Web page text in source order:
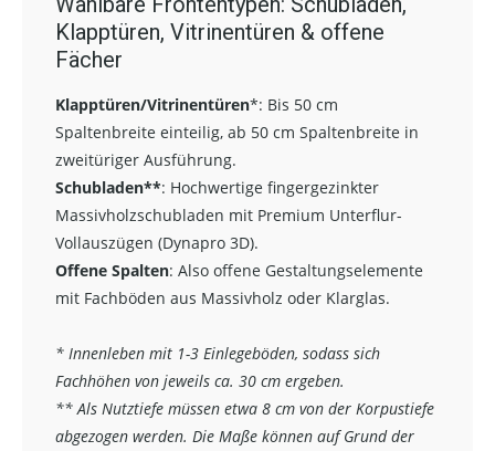
Klapptüren, Vitrinentüren & offene
Fächer
Klapptüren/Vitrinentüren*: Bis 50 cm
Spaltenbreite einteilig, ab 50 cm Spaltenbreite in
zweitüriger Ausführung.
Schubladen**: Hochwertige fingergezinkter
Massivholzschubladen mit Premium Unterflur-
Vollauszügen (Dynapro 3D).
Offene Spalten: Also offene Gestaltungselemente
mit Fachböden aus Massivholz oder Klarglas.
* Innenleben mit 1-3 Einlegeböden, sodass sich
Fachhöhen von jeweils ca. 30 cm ergeben.
** Als Nutztiefe müssen etwa 8 cm von der Korpustiefe
abgezogen werden. Die Maße können auf Grund der